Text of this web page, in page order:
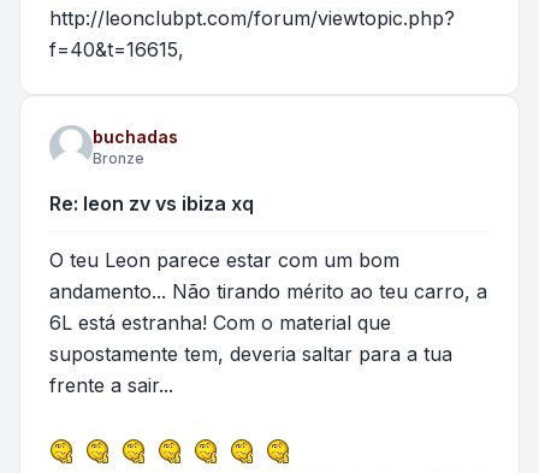
http://leonclubpt.com/forum/viewtopic.php?
f=40&t=16615,
buchadas
Bronze
Re: leon zv vs ibiza xq
O teu Leon parece estar com um bom
andamento... Não tirando mérito ao teu carro, a
6L está estranha! Com o material que
supostamente tem, deveria saltar para a tua
frente a sair...